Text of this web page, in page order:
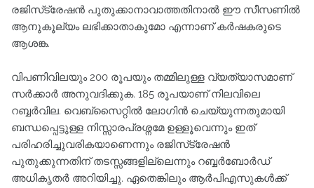
രജിസ്‌ട്രേഷൻ പുതുക്കാനാവാത്തതിനാൽ ഈ സീസണിൽ
ആനുകൂല്യം ലഭിക്കാതാകുമോ എന്നാണ് കർഷകരുടെ
ആശങ്ക.
വിപണിവിലയും 200 രൂപയും തമ്മിലുള്ള വ്യത്യാസമാണ്
സർക്കാർ അനുവദിക്കുക. 185 രൂപയാണ് നിലവിലെ
റബ്ബർവില. വെബ്സൈറ്റിൽ ലോഗിൻ ചെയ്യുന്നതുമായി
ബന്ധപ്പെട്ടുള്ള നിസ്സാരപ്രശ്നമേ ഉള്ളൂവെന്നും ഇത്
പരിഹരിച്ചുവരികയാണെന്നും രജിസ്‌ട്രേഷൻ
പുതുക്കുന്നതിന് തടസ്സങ്ങളില്ലെന്നും റബ്ബർബോർഡ്
അധികൃതർ അറിയിച്ചു. ഏതെങ്കിലും ആർപിഎസുകൾക്ക്